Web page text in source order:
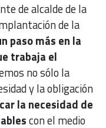
de alcalde de la
de la
paso más en la
trabaja el
no sólo la
y la obligación
la necesidad de
con el medio